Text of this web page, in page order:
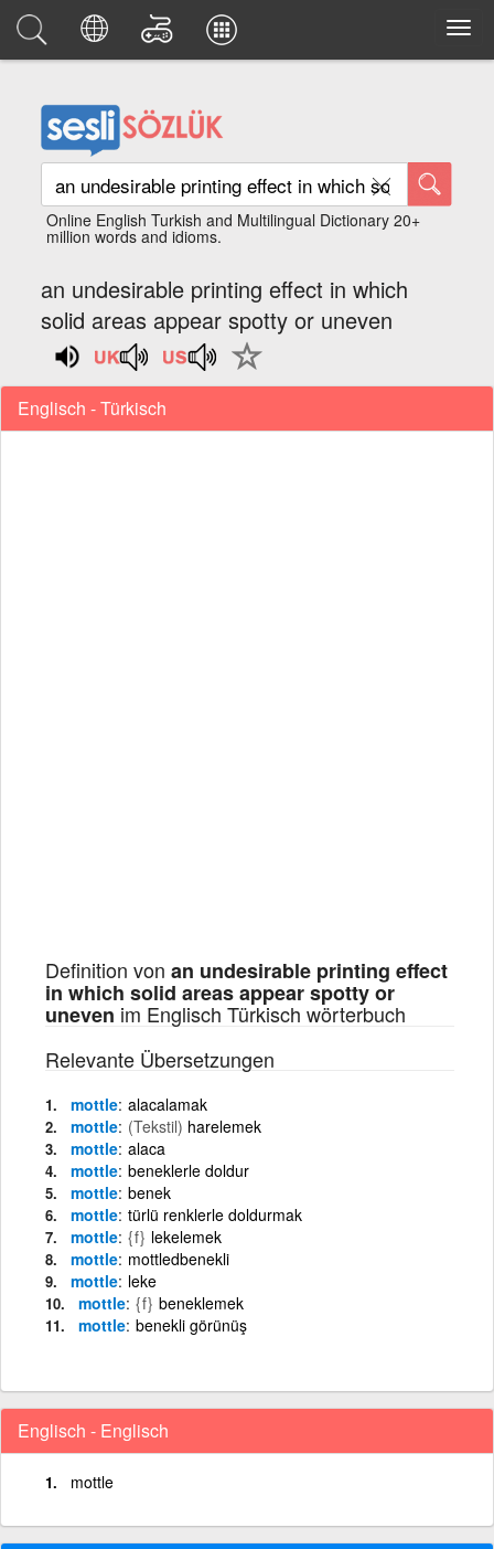
Online English Turkish and Multilingual Dictionary 20+
million words and idioms.
an undesirable printing effect in which
solid areas appear spotty or uneven
Englisch - Türkisch
Definition von an undesirable printing effect
in which solid areas appear spotty or
uneven im Englisch Türkisch wörterbuch
Relevante Übersetzungen
mottle alacalamak
mottle (Tekstil) harelemek
mottle alaca
mottle beneklerle doldur
mottle benek
mottle türlü renklerle doldurmak
mottle {f} lekelemek
mottle mottledbenekli
mottle leke
mottle {f} beneklemek
mottle benekli görünüş
Englisch - Englisch
mottle